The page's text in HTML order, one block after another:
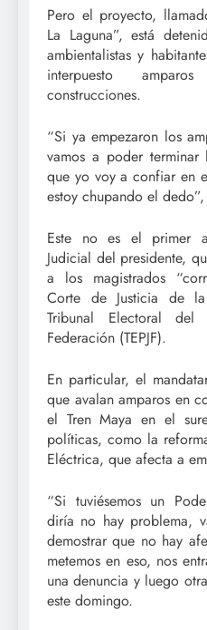
Pero el proyecto,
La Laguna”, está
ambientalistas y
interpuesto
construcciones.
“Si ya empezaron los
vamos a poder
que yo voy a confiar en
estoy chupando el
Este no es el primer
Judicial del presidente,
a los magistrados
Corte de Justicia de
Tribunal Electoral
Federación (TEPJF).
En particular, el
que avalan amparos en
el Tren Maya en el
políticas, como la
Eléctrica, que afecta a
“Si tuviésemos un
diría no hay problema,
demostrar que no hay
metemos en eso, nos
una denuncia y luego
este domingo.